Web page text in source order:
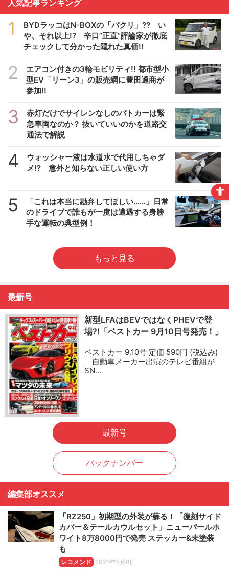
人気記事ランキング
1
BYDラッコはN-BOXの「パクリ」?? い
や、それ以上!? 辛口”正直”評論家が徹底
チェックして分かった隠れた真価!!
2
エアコン付きの3輪モビリティ!! 都市型小
型EV「リーン3」の販売網に豊田通商が
参加!!
3
赤灯だけでサイレンなしのパトカーは緊
急車両なのか？ 抜いていいのかを道路交
通法で解説
4
ウォッシャー液は水道水で代用しちゃダ
メ!? 意外と知らない正しい使い方
5
「これは本当に勘弁してほしい……」日常
のドライブで誰もが一度は遭遇する身勝
手な運転の典型例！
もっと見る
最新号
新型LFAはBEVではなくPHEVで登
場?!「ベストカー 9月10日号発売！」
ベストカー 9.10号 定価 590円 (税込み)
自動車メーカー出演のテレビ番組が
SN…
最新号
バックナンバー
編集部オススメ
「RZ250」初期型の外装が蘇る！「復刻サイド
カバー＆テールカウルセット」ニューパールホ
ワイト8万8000円で発売 ステッカー&未塗装
も
レコメンド 2026年5月8日